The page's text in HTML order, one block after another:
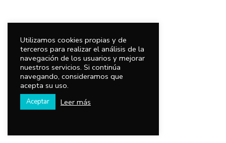
Utilizamos cookies propias y de
terceros para realizar el análisis de la
navegación de los usuarios y mejorar
nuestros servicios. Si continúa
navegando, consideramos que
acepta su uso.
Aceptar Leer más